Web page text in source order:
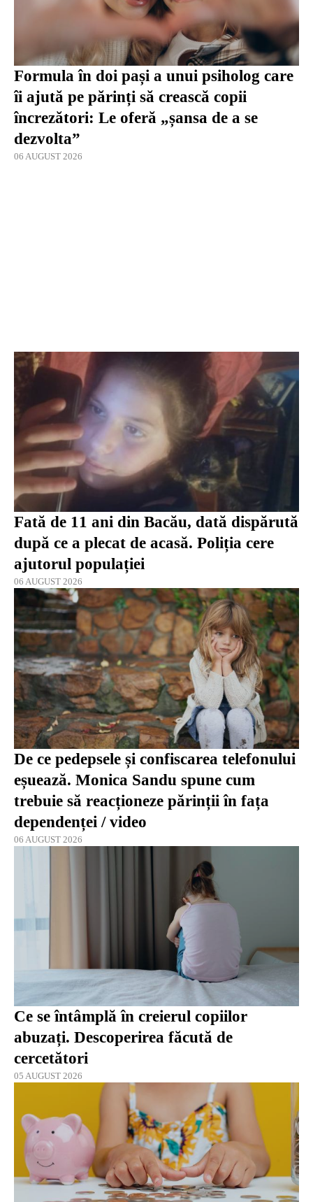
Formula în doi pași a unui psiholog care
îi ajută pe părinți să crească copii
încrezători: Le oferă „șansa de a se
dezvolta”
06 AUGUST 2026
Fată de 11 ani din Bacău, dată dispărută
după ce a plecat de acasă. Poliția cere
ajutorul populației
06 AUGUST 2026
De ce pedepsele și confiscarea telefonului
eșuează. Monica Sandu spune cum
trebuie să reacționeze părinții în fața
dependenței / video
06 AUGUST 2026
Ce se întâmplă în creierul copiilor
abuzați. Descoperirea făcută de
cercetători
05 AUGUST 2026